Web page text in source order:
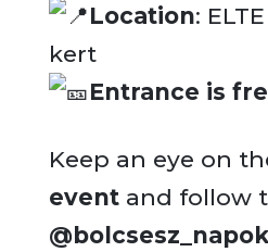
Location:
kert
Entrance is
Keep an eye on
eventand follow